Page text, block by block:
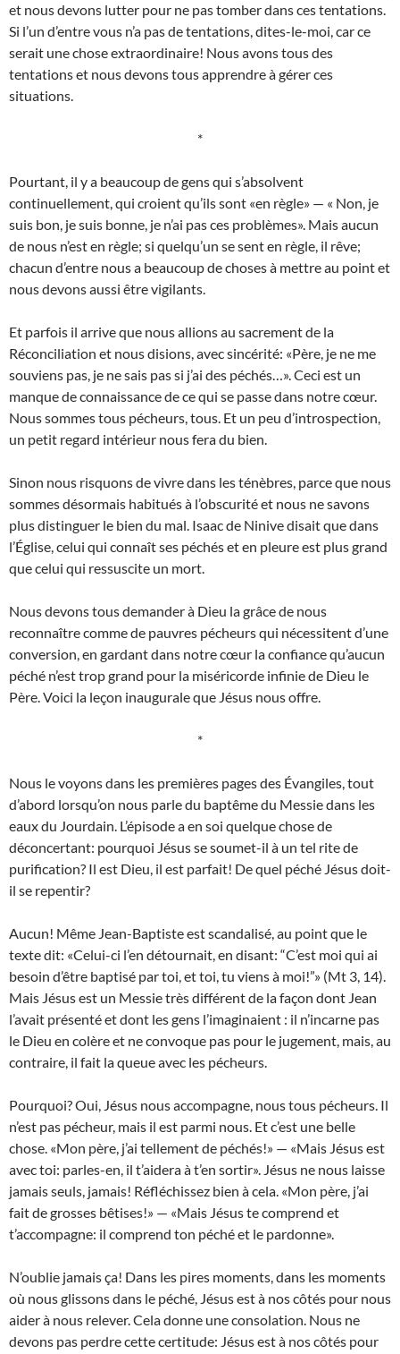
et nous devons lutter pour ne pas tomber dans ces tentations.
Si l’un d’entre vous n’a pas de tentations, dites-le-moi, car ce
serait une chose extraordinaire! Nous avons tous des
tentations et nous devons tous apprendre à gérer ces
situations.
*
Pourtant, il y a beaucoup de gens qui s’absolvent
continuellement, qui croient qu’ils sont «en règle» — « Non, je
suis bon, je suis bonne, je n’ai pas ces problèmes». Mais aucun
de nous n’est en règle; si quelqu’un se sent en règle, il rêve;
chacun d’entre nous a beaucoup de choses à mettre au point et
nous devons aussi être vigilants.
Et parfois il arrive que nous allions au sacrement de la
Réconciliation et nous disions, avec sincérité: «Père, je ne me
souviens pas, je ne sais pas si j’ai des péchés…». Ceci est un
manque de connaissance de ce qui se passe dans notre cœur.
Nous sommes tous pécheurs, tous. Et un peu d’introspection,
un petit regard intérieur nous fera du bien.
Sinon nous risquons de vivre dans les ténèbres, parce que nous
sommes désormais habitués à l’obscurité et nous ne savons
plus distinguer le bien du mal. Isaac de Ninive disait que dans
l’Église, celui qui connaît ses péchés et en pleure est plus grand
que celui qui ressuscite un mort.
Nous devons tous demander à Dieu la grâce de nous
reconnaître comme de pauvres pécheurs qui nécessitent d’une
conversion, en gardant dans notre cœur la confiance qu’aucun
péché n’est trop grand pour la miséricorde infinie de Dieu le
Père. Voici la leçon inaugurale que Jésus nous offre.
*
Nous le voyons dans les premières pages des Évangiles, tout
d’abord lorsqu’on nous parle du baptême du Messie dans les
eaux du Jourdain. L’épisode a en soi quelque chose de
déconcertant: pourquoi Jésus se soumet-il à un tel rite de
purification? Il est Dieu, il est parfait! De quel péché Jésus doit-
il se repentir?
Aucun! Même Jean-Baptiste est scandalisé, au point que le
texte dit: «Celui-ci l’en détournait, en disant: “C’est moi qui ai
besoin d’être baptisé par toi, et toi, tu viens à moi!”» (Mt 3, 14).
Mais Jésus est un Messie très différent de la façon dont Jean
l’avait présenté et dont les gens l’imaginaient : il n’incarne pas
le Dieu en colère et ne convoque pas pour le jugement, mais, au
contraire, il fait la queue avec les pécheurs.
Pourquoi? Oui, Jésus nous accompagne, nous tous pécheurs. Il
n’est pas pécheur, mais il est parmi nous. Et c’est une belle
chose. «Mon père, j’ai tellement de péchés!» — «Mais Jésus est
avec toi: parles-en, il t’aidera à t’en sortir». Jésus ne nous laisse
jamais seuls, jamais! Réfléchissez bien à cela. «Mon père, j’ai
fait de grosses bêtises!» — «Mais Jésus te comprend et
t’accompagne: il comprend ton péché et le pardonne».
N’oublie jamais ça! Dans les pires moments, dans les moments
où nous glissons dans le péché, Jésus est à nos côtés pour nous
aider à nous relever. Cela donne une consolation. Nous ne
devons pas perdre cette certitude: Jésus est à nos côtés pour